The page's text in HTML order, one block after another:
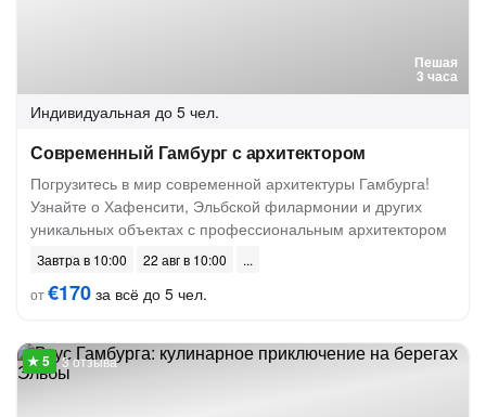
Пешая
3 часа
Индивидуальная до 5 чел.
Современный Гамбург с архитектором
Погрузитесь в мир современной архитектуры Гамбурга!
Узнайте о Хафенсити, Эльбской филармонии и других
уникальных объектах с профессиональным архитектором
Завтра в 10:00
22 авг в 10:00
от€170 за всё до 5 чел.
3 отзыва